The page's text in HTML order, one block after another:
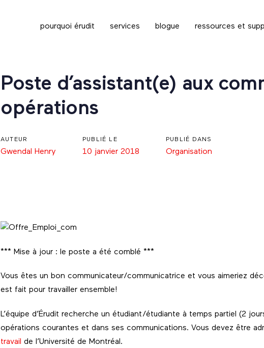
pourquoi érudit services blogue ressources et
Poste d’assistant(e) aux
opérations
AUTEUR
Gwendal Henry
PUBLIÉ LE
10 janvier 2018
PUBLIÉ DANS
Organisation
*** Mise à jour : le poste a été comblé ***
Vous êtes un bon communicateur/communicatrice et vous aimeriez
est fait pour travailler ensemble!
L’équipe d’Érudit recherche un étudiant/étudiante à temps partiel (2
opérations courantes et dans ses communications. Vous devez être
travail de l’Université de Montréal.
Post
navigation